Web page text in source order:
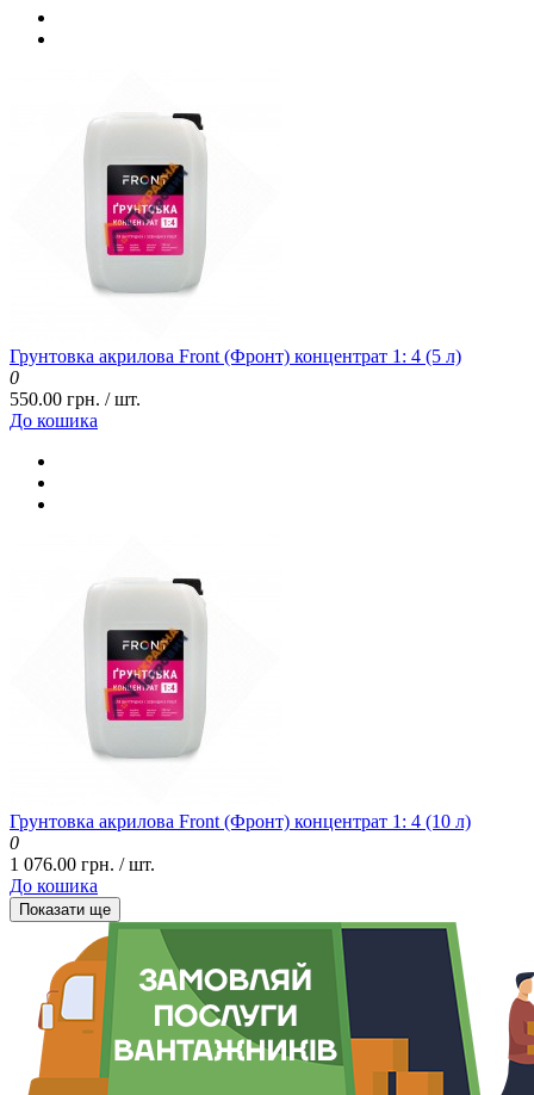
Грунтовка акрилова Front (Фронт) концентрат 1: 4 (5 л)
0
550.00 грн. / шт.
До кошика
Грунтовка акрилова Front (Фронт) концентрат 1: 4 (10 л)
0
1 076.00 грн. / шт.
До кошика
Показати ще